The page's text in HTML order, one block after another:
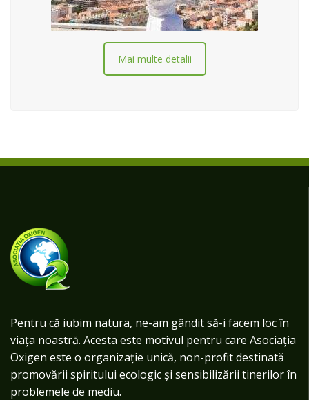
Mai multe detalii
Pentru că iubim natura, ne-am gândit să-i facem loc în
viața noastră. Acesta este motivul pentru care Asociația
Oxigen este o organizație unică, non-profit destinată
promovării spiritului ecologic și sensibilizării tinerilor în
problemele de mediu.